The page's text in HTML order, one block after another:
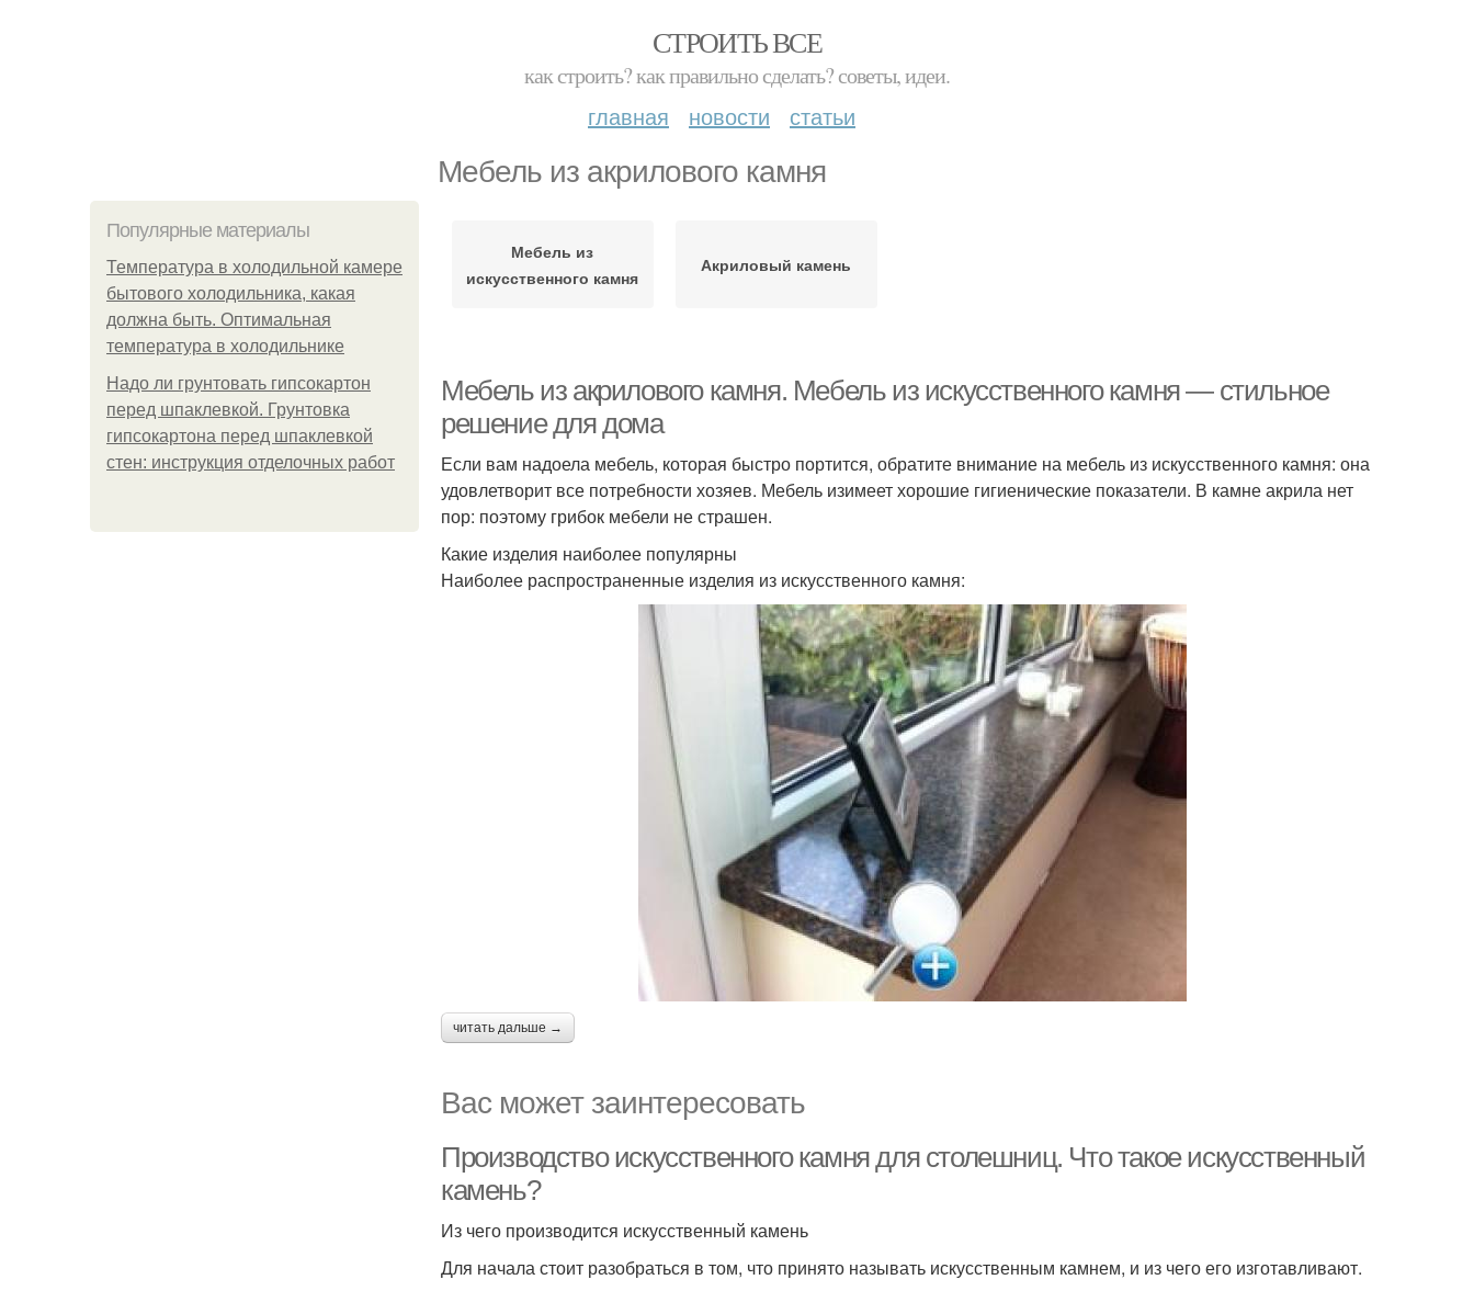
СТРОИТЬ ВСЕ
как строить? как правильно сделать? советы, идеи.
главная новости статьи
Мебель из акрилового камня
Популярные материалы
Температура в холодильной камере
бытового холодильника, какая
должна быть. Оптимальная
температура в холодильнике
Надо ли грунтовать гипсокартон
перед шпаклевкой. Грунтовка
гипсокартона перед шпаклевкой
стен: инструкция отделочных работ
Мебель из
искусственного камня
Акриловый камень
Мебель из акрилового камня. Мебель из искусственного камня — стильное
решение для дома
Если вам надоела мебель, которая быстро портится, обратите внимание на мебель из искусственного камня: она
удовлетворит все потребности хозяев. Мебель изимеет хорошие гигиенические показатели. В камне акрила нет
пор: поэтому грибок мебели не страшен.
Какие изделия наиболее популярны
Наиболее распространенные изделия из искусственного камня:
читать дальше →
Вас может заинтересовать
Производство искусственного камня для столешниц. Что такое искусственный
камень?
Из чего производится искусственный камень
Для начала стоит разобраться в том, что принято называть искусственным камнем, и из чего его изготавливают.